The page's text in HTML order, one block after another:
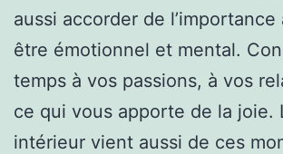
aussi accorder de
être émotionnel et mental.
temps à vos passions, à vos
ce qui vous apporte de la joie.
intérieur vient aussi de ces